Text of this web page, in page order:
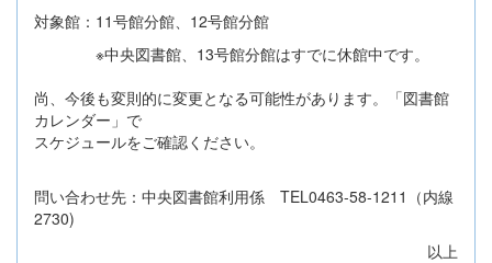
対象館：11号館分館、12号館分館
※中央図書館、13号館分館はすでに休館中です。
尚、今後も変則的に変更となる可能性があります。「図書館
カレンダー」で
スケジュールをご確認ください。
問い合わせ先：中央図書館利用係 TEL0463-58-1211（内線
2730)
以上